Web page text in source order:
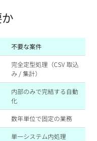
不要な案件
完全定型処理（CSV 取込
み / 集計）
内部のみで完結する自動
化
数年単位で固定の業務
単一システム内処理